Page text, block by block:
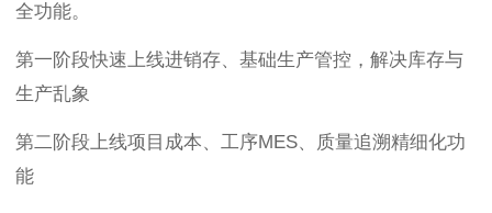
全功能。
第一阶段快速上线进销存、基础生产管控，解决库存与
生产乱象
第二阶段上线项目成本、工序MES、质量追溯精细化功
能